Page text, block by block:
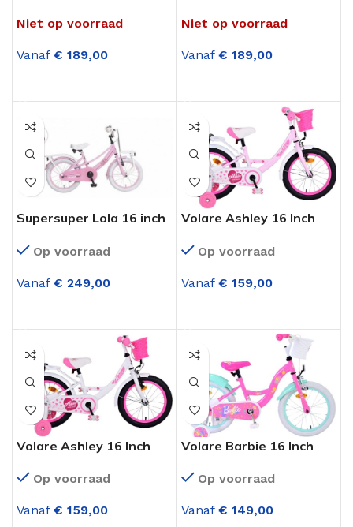
meisjes RN
Niet op voorraad
Vanaf € 189,00
Niet op voorraad
Vanaf € 189,00
Supersuper Lola 16 inch
Op voorraad
Vanaf € 249,00
Volare Ashley 16 Inch
Op voorraad
Vanaf € 159,00
Volare Ashley 16 Inch
Op voorraad
Vanaf € 159,00
Volare Barbie 16 Inch
Op voorraad
Vanaf € 149,00